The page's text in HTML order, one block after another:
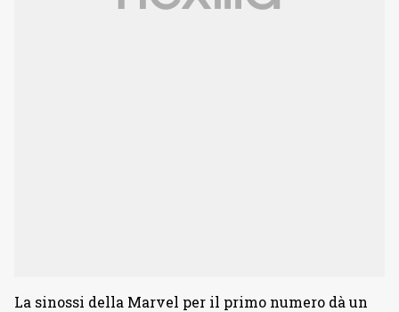
La sinossi della Marvel per il primo numero dà un